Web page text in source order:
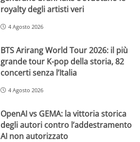
royalty degli artisti veri
4 Agosto 2026
BTS Arirang World Tour 2026: il più
grande tour K-pop della storia, 82
concerti senza l’Italia
4 Agosto 2026
OpenAI vs GEMA: la vittoria storica
degli autori contro l’addestramento
AI non autorizzato